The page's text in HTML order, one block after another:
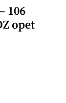
106
opet